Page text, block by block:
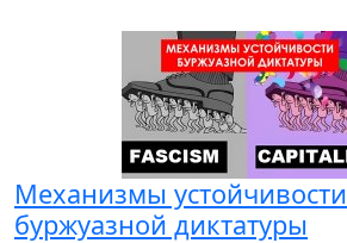
Механизмы устойчивости
буржуазной диктатуры